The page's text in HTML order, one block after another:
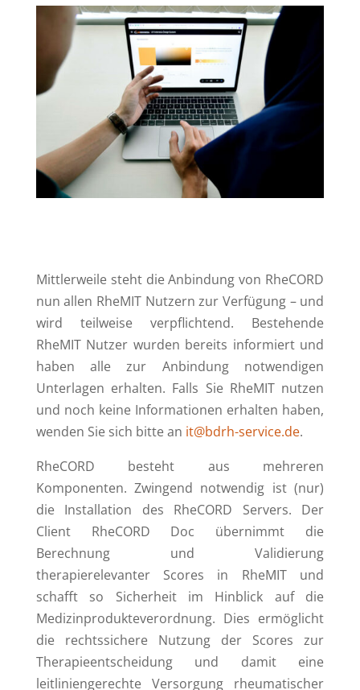
Mittlerweile steht die Anbindung von RheCORD
nun allen RheMIT Nutzern zur Verfügung – und
wird teilweise verpflichtend. Bestehende
RheMIT Nutzer wurden bereits informiert und
haben alle zur Anbindung notwendigen
Unterlagen erhalten. Falls Sie RheMIT nutzen
und noch keine Informationen erhalten haben,
wenden Sie sich bitte an it@bdrh-service.de.
RheCORD besteht aus mehreren
Komponenten. Zwingend notwendig ist (nur)
die Installation des RheCORD Servers. Der
Client RheCORD Doc übernimmt die
Berechnung und Validierung
therapierelevanter Scores in RheMIT und
schafft so Sicherheit im Hinblick auf die
Medizinprodukteverordnung. Dies ermöglicht
die rechtssichere Nutzung der Scores zur
Therapieentscheidung und damit eine
leitliniengerechte Versorgung rheumatischer